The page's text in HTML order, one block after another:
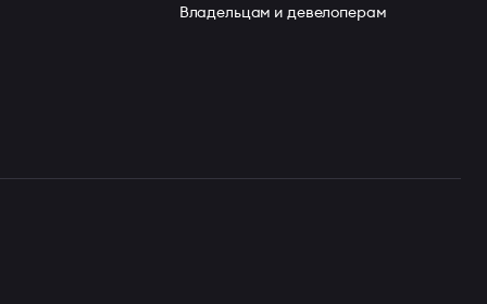
Владельцам и девелоперам